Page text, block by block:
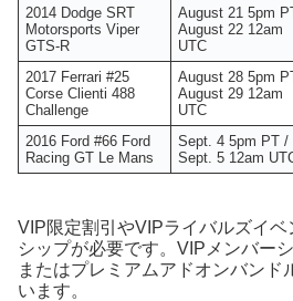
2014 Dodge SRT
Motorsports Viper
GTS-R
August 21 5pm
August 22 12am
UTC
2017 Ferrari #25
Corse Clienti 488
Challenge
August 28 5pm
August 29 12am
UTC
2016 Ford #66 Ford
Racing GT Le Mans
Sept. 4 5pm PT /
Sept. 5 12am
VIP限定割引やVIPライバルズイ
シップが必要です。VIPメンバー
またはプレミアムアドオンバンド
います。